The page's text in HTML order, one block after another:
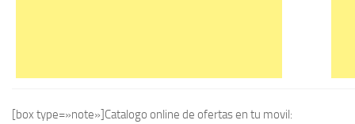
[box type=»note»]Catalogo online de ofertas en tu movil: